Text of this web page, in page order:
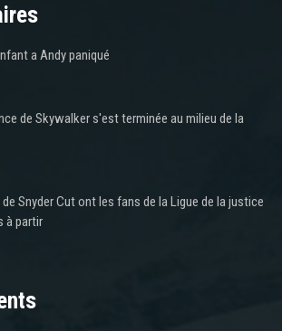
a Andy paniqué
de Skywalker s'est terminée au milieu de la
Snyder Cut ont les fans de la Ligue de la justice
à partir